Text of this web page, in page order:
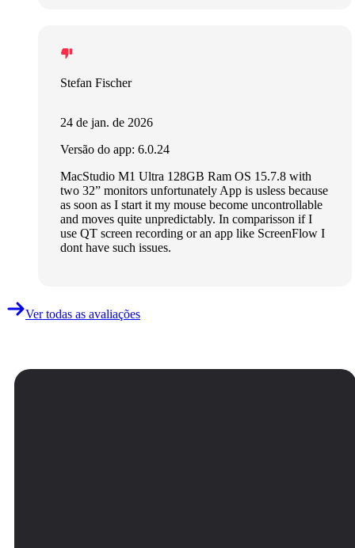
Stefan Fischer
24 de jan. de 2026
Versão do app: 6.0.24
MacStudio M1 Ultra 128GB Ram OS 15.7.8 with
two 32” monitors unfortunately App is usless because
as soon as I start it my mouse become uncontrollable
and moves quite unpredictably. In comparisson if I
use QT screen recording or an app like ScreenFlow I
dont have such issues.
Ver todas as avaliações